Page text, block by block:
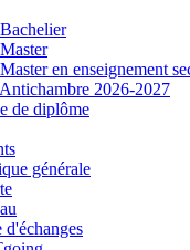
en enseignement
2026-2027
de diplôme
générale
d'échanges